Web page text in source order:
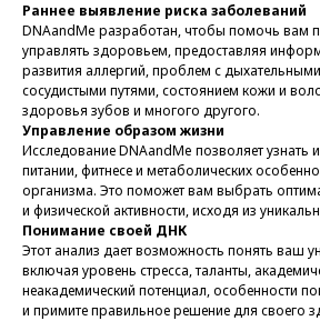
Раннее выявление риска заболеваний
DNAandMe разработан, чтобы помочь вам
управлять здоровьем, предоставляя
развития аллергий, проблем с
сосудистыми путями, состоянием кожи и
здоровья зубов и многого другого.
Управление образом жизни
Исследование DNAandMe позволяет
питании, фитнесе и метаболических
организма. Это поможет вам выбрать
и физической активности, исходя из
Понимание своей ДНК
Этот анализ дает возможность понять ваш
включая уровень стресса, таланты,
неакадемический потенциал, особенности
и примите правильное решение для своего